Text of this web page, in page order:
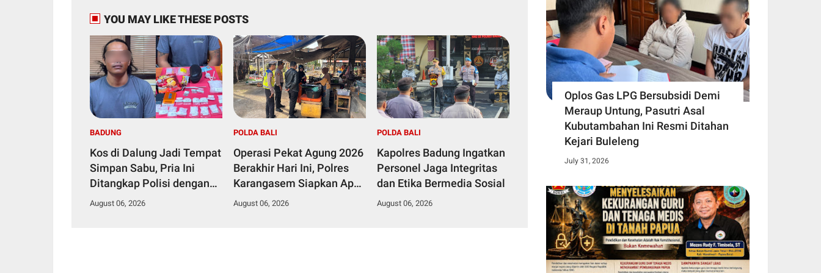
YOU MAY LIKE THESE POSTS
BADUNG
Kos di Dalung Jadi Tempat
Simpan Sabu, Pria Ini
Ditangkap Polisi dengan
Barang Bukti 123,26 Gram
August 06, 2026
POLDA BALI
Operasi Pekat Agung 2026
Berakhir Hari Ini, Polres
Karangasem Siapkan Apel
Konsolidasi Tegakkan
August 06, 2026
POLDA BALI
Kapolres Badung Ingatkan
Personel Jaga Integritas
dan Etika Bermedia Sosial
August 06, 2026
Oplos Gas LPG Bersubsidi Demi
Meraup Untung, Pasutri Asal
Kubutambahan Ini Resmi Ditahan
Kejari Buleleng
July 31, 2026